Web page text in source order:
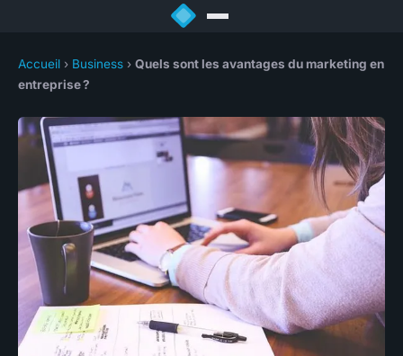
Accueil › Business › Quels sont les avantages du marketing en
entreprise ?